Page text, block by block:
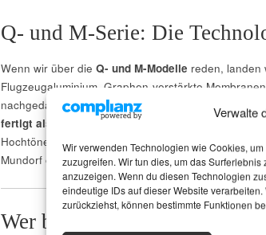
Verwalte
Wir verwenden Technologien wie Cookies,
zuzugreifen. Wir tun dies, um das
anzuzeigen. Wenn du diesen Technologien
eindeutige IDs auf dieser Website
zurückziehst, können bestimmte Funktionen
Q- und M-Serie: Die
Wenn wir über die Q- und M-Modelle reden, landen
Flugzeugaluminium, Graphen-verstärkte
nachgedacht. Offiziell wird zur Herkunft
fertigt als OEM-Partner nach den extrem präzisen
Hochtönern wird hingegen öfter mal variiert; hier
Mundorf oder Scan-Speak gesichtet.
Wer baut die Chassis